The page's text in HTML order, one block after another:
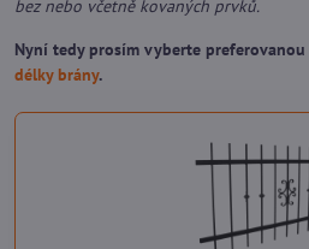
bez nebo včetně kovaných prvků.
Nyní tedy prosím vyberte preferovanou
délky brány.